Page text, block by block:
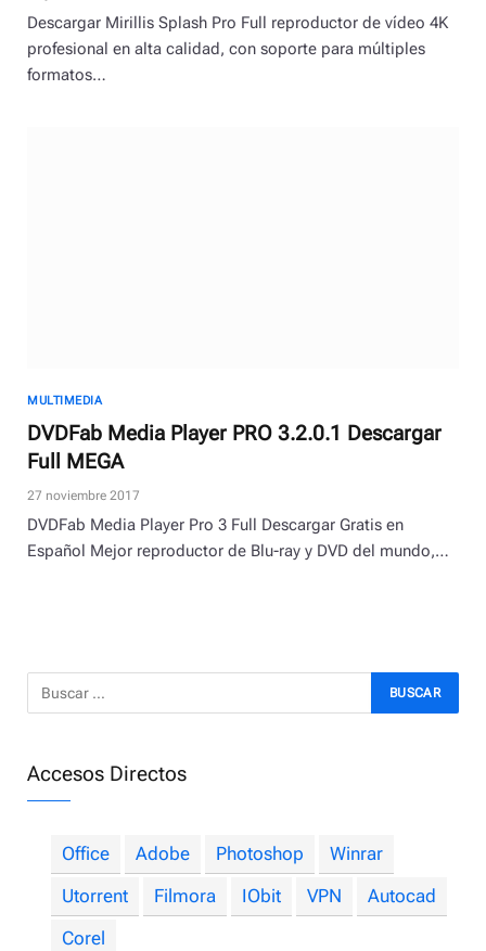
Descargar Mirillis Splash Pro Full reproductor de vídeo 4K
profesional en alta calidad, con soporte para múltiples
formatos…
MULTIMEDIA
DVDFab Media Player PRO 3.2.0.1 Descargar
Full MEGA
27 noviembre 2017
DVDFab Media Player Pro 3 Full Descargar Gratis en
Español Mejor reproductor de Blu-ray y DVD del mundo,…
Accesos Directos
Office Adobe Photoshop
Winrar
Utorrent
Filmora IObit VPN
Autocad
Corel